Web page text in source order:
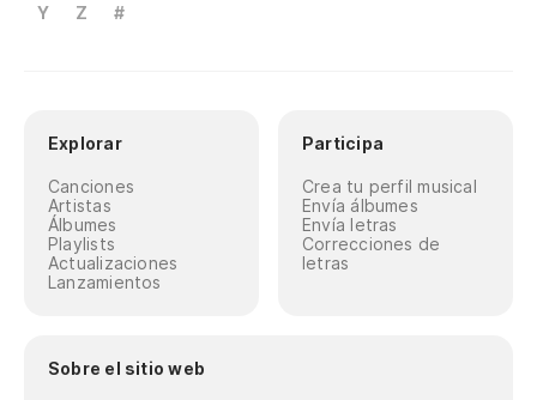
Y
Z #
Explorar
Canciones
Artistas
Álbumes
Playlists
Actualizaciones
Lanzamientos
Participa
Crea tu perfil musical
Envía álbumes
Envía letras
Correcciones de
letras
Sobre el sitio web